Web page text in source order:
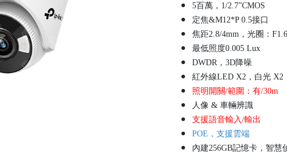
5百萬，1/2.7”CMOS
定焦&M12*P 0.5接口
焦距2.8/4mm，光圈：F1.6
最低照度0.005 Lux
DWDR，3D降噪
紅外線LED X2，白光 X2
照明開關/範圍：有/30m
人像 & 車輛辨識
支援語音輸入/輸出
POE，支援雲端
內建256GB記憶卡，智